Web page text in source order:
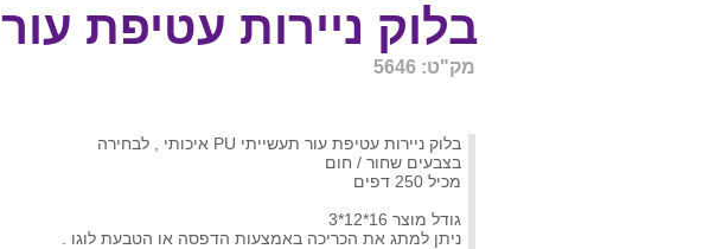
בלוק ניירות עטיפת עור PU
מק"ט: 5646
בלוק ניירות עטיפת עור תעשייתי PU איכותי , לבחירה
בצבעים שחור / חום
מכיל 250 דפים
גודל מוצר 16*12*3
ניתן למתג את הכריכה באמצעות הדפסה או הטבעת לוגו .